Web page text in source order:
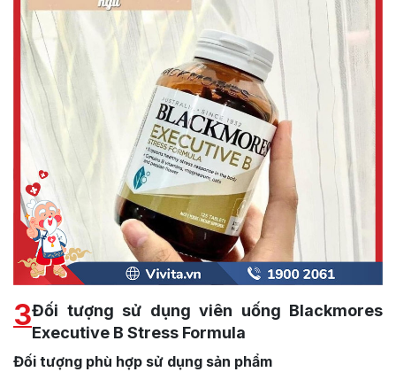
3Đối tượng sử dụng viên uống Blackmores
Executive B Stress Formula
Đối tượng phù hợp sử dụng sản phẩm